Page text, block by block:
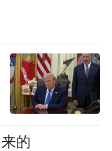
用性、舒适性
优质的康复环
的